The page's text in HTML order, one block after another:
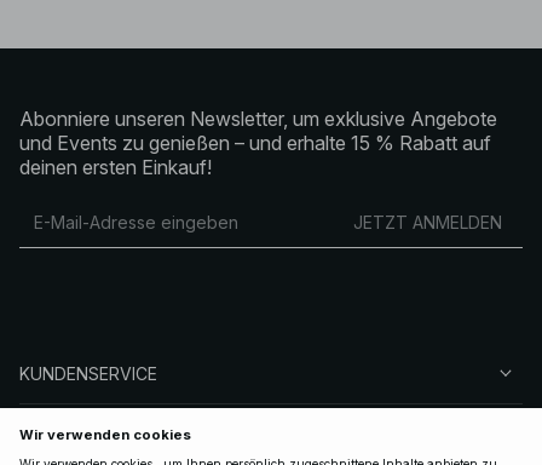
Abonniere unseren Newsletter, um exklusive Angebote
und Events zu genießen – und erhalte 15 % Rabatt auf
deinen ersten Einkauf!
JETZT ANMELDEN
KUNDENSERVICE
ÜBER NA-KD